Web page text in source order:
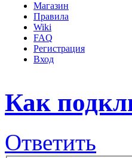
Магазин
Правила
Wiki
FAQ
Регистрация
Вход
Как
Ответить